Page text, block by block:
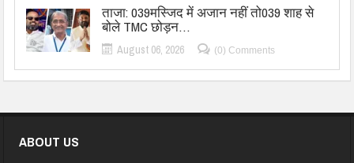
ताजा: 039मस्जिद में अजान नहीं तो039 शाह से
बोले TMC छोड़न…
August 06, 2026 (0) Comments
ABOUT US